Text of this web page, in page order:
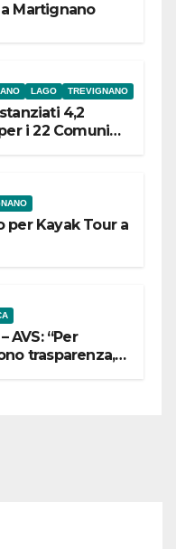
Martignano
LAGO TREVIGNANO
4,2
i 22 Comuni
per Kayak Tour a
AVS: “Per
trasparenza,